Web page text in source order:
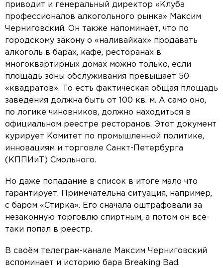
приводит и генеральный директор «Клуба
профессионалов алкогольного рынка» Максим
Черниговский. Он также напоминает, что по
городскому закону о «наливайках» продавать
алкоголь в барах, кафе, ресторанах в
многоквартирных домах можно только, если
площадь зоны обслуживания превышает 50
«квадратов». То есть фактическая общая площадь
заведения должна быть от 100 кв. м. А само оно,
по логике чиновников, должно находиться в
официальном реестре ресторанов. Этот документ
курирует Комитет по промышленной политике,
инновациям и торговле Санкт-Петербурга
(КППИиТ) Смольного.
Но даже попадание в список в итоге мало что
гарантирует. Примечательна ситуация, например,
с баром «Стирка». Его сначала оштрафовали за
незаконную торговлю спиртным, а потом он всё-
таки попал в реестр.
В своём телеграм-канале Максим Черниговский
вспоминает и историю бара Breaking Bad.